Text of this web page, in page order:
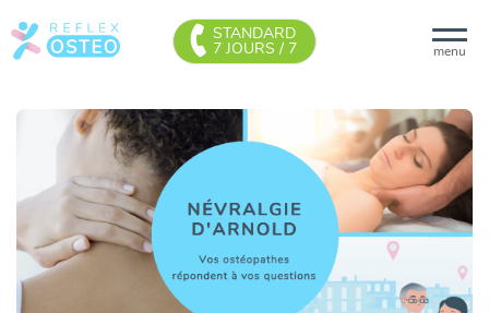
menu
STANDARD
7 JOURS / 7